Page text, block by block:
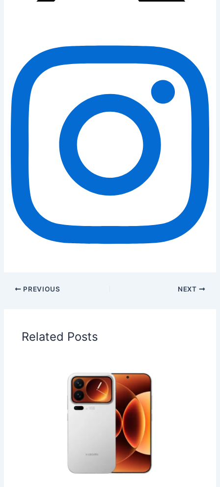
PREVIOUS NEXT
Related Posts